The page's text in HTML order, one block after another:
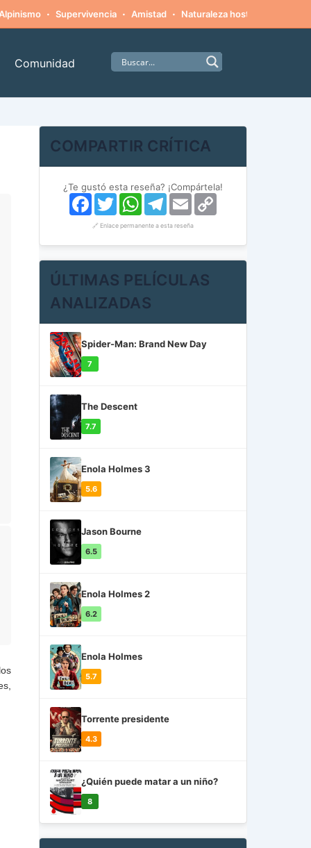
Alpinismo · Supervivencia · Amistad · Naturaleza hostil
Comunidad
COMPARTIR CRÍTICA
¿Te gustó esta reseña? ¡Compártela!
Facebook
TwitterWhatsApp
Telegram
Email
🔗 Enlace permanente a esta reseña
ÚLTIMAS PELÍCULAS
ANALIZADAS
Spider-Man: Brand New Day
7
The Descent
7.7
Enola Holmes 3
5.6
Jason Bourne
6.5
Enola Holmes 2
6.2
Enola Holmes
5.7
Torrente presidente
4.3
¿Quién puede matar a un niño?
8